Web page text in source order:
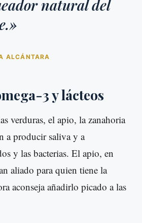
natural del
ALCÁNTARA
3 y lácteos
verduras, el apio, la zanahoria
a producir saliva y a
y las bacterias. El apio, en
aliado para quien tiene la
aconseja añadirlo picado a las